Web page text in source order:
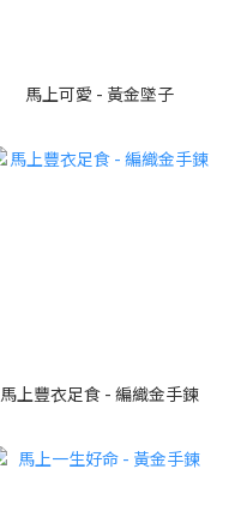
馬上可愛 - 黃金墜子
馬上豐衣足食 - 編織金手鍊